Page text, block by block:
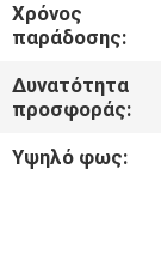
ΖΗΤΉΣΤΕ
Χρόνος
παράδοσης:
Δυνατότητα
προσφοράς:
Υψηλό φως: